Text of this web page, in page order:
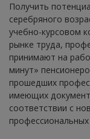
Получить
серебряного
учебно-курсовом
рынке труда,
принимают на
минут»
прошедших
имеющих
соответствии с